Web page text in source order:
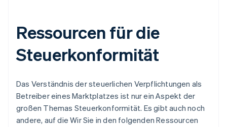
Ressourcen für die
Steuerkonformität
Das Verständnis der steuerlichen Verpflichtungen als
Betreiber eines Marktplatzes ist nur ein Aspekt der
großen Themas Steuerkonformität. Es gibt auch noch
andere, auf die Wir Sie in den folgenden Ressourcen